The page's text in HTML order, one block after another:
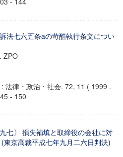
法七六五条aの苛酷執行条文につい
ZPO
法律・政治・社会. 72, 11 ( 1999 .
- 150
九七〕 損失補填と取締役の会社に対
東京高裁平成七年九月二六日判決)